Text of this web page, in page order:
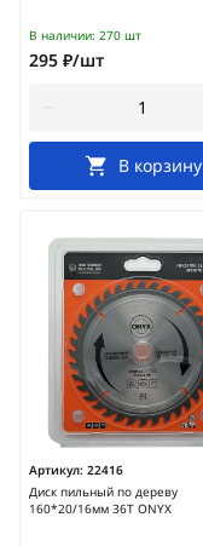
В наличии: 270 шт
295 ₽/шт
В корзину
Артикул: 22416
Диск пильный по дереву
160*20/16мм 36T ONYX